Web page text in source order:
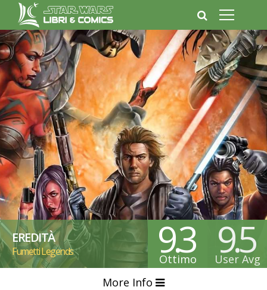
EREDITÀ
Fumetti Legends 9.3
Ottimo 9.5
User Avg
More Info